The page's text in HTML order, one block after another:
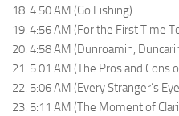
18. 4:50 AM (Go Fishing)
19. 4:56 AM (For the First Time
20. 4:58 AM (Dunroamin,
21. 5:01 AM (The Pros and Cons
22. 5:06 AM (Every Stranger’s
23. 5:11 AM (The Moment of